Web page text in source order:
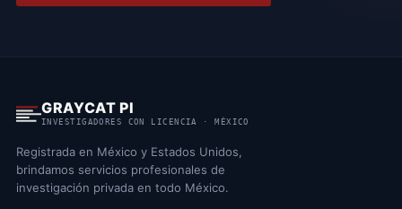
GRAYCAT PI
INVESTIGADORES CON LICENCIA · MÉXICO
Registrada en México y Estados Unidos,
brindamos servicios profesionales de
investigación privada en todo México.